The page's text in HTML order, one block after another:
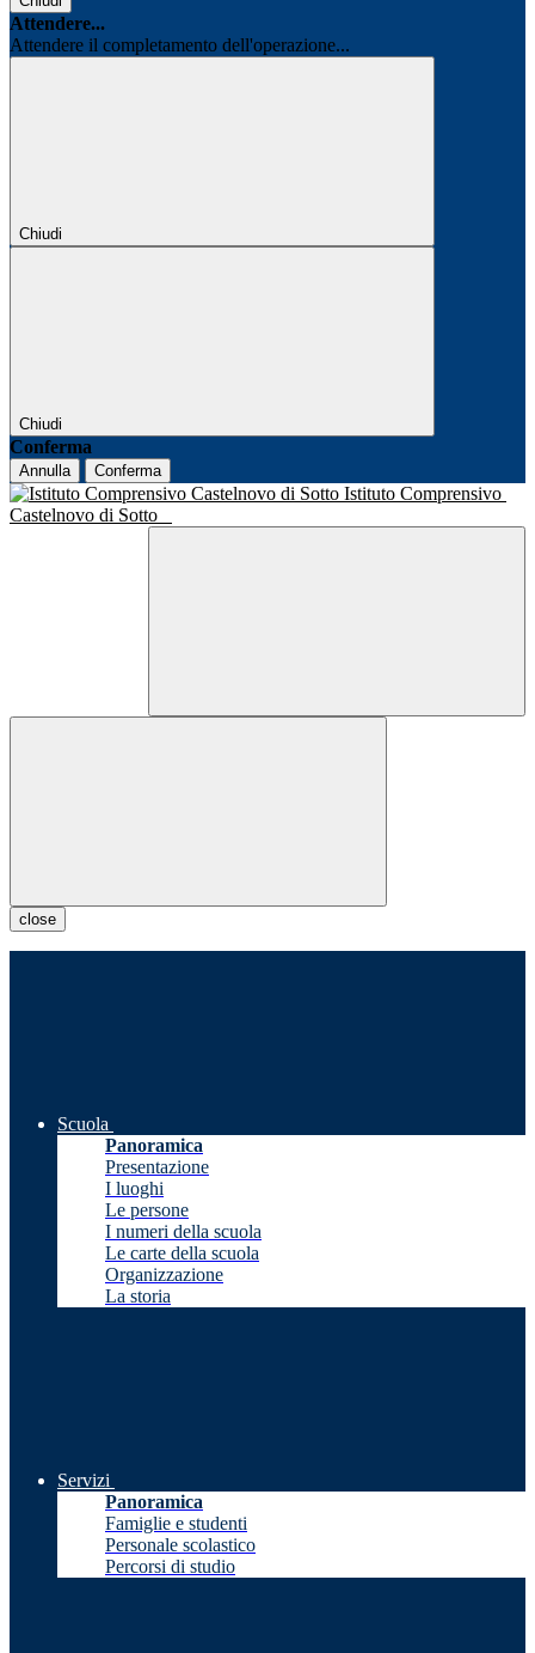
Attendere...
Attendere il completamento dell'operazione...
Chiudi
Chiudi
Conferma
Annulla Conferma
Istituto Comprensivo
Castelnovo di Sotto
close
Scuola
Panoramica
Presentazione
I luoghi
Le persone
I numeri della scuola
Le carte della scuola
Organizzazione
La storia
Servizi
Panoramica
Famiglie e studenti
Personale scolastico
Percorsi di studio